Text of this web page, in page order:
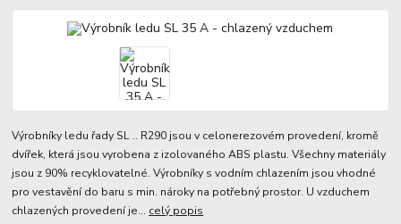
Výrobníky ledu řady SL .. R290 jsou v celonerezovém provedení, kromě
dvířek, která jsou vyrobena z izolovaného ABS plastu. Všechny materiály
jsou z 90% recyklovatelné. Výrobníky s vodním chlazením jsou vhodné
pro vestavění do baru s min. nároky na potřebný prostor. U vzduchem
chlazených provedení je... celý popis